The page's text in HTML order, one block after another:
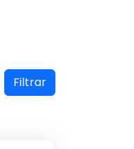
Filtrar